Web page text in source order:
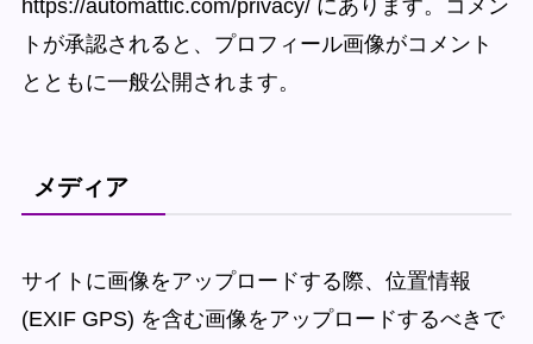
https://automattic.com/privacy/ にあります。コメン
トが承認されると、プロフィール画像がコメント
とともに一般公開されます。
メディア
サイトに画像をアップロードする際、位置情報
(EXIF GPS) を含む画像をアップロードするべきで